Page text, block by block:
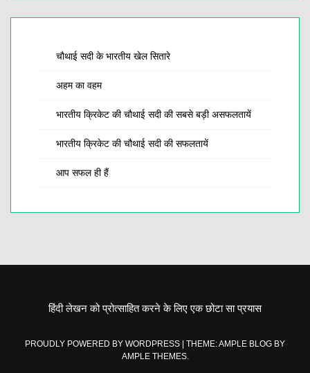
चौथाई सदी के भारतीय खेल सितारे
अहम का वहम
भारतीय क्रिकेट की चौथाई सदी की सबसे बड़ी असफलतायें
भारतीय क्रिकेट की चौथाई सदी की सफलतायें
आप सफल ही हैं
हिंदी लेखन को प्रोत्साहित करने के लिए एक छोटा सा प्रयास
PROUDLY POWERED BY WORDPRESS
THEME: AMPLE BLOG BY
AMPLE THEMES.